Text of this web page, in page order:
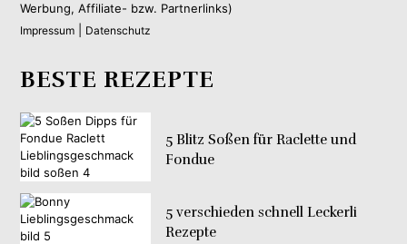
Werbung, Affiliate- bzw. Partnerlinks)
Impressum Datenschutz
BESTE REZEPTE
5 Blitz Soßen für Raclette und
Fondue
5 verschieden schnell Leckerli
Rezepte